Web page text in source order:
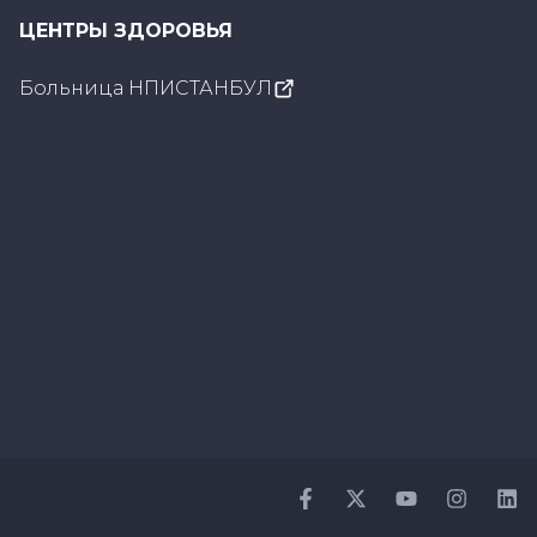
ЦЕНТРЫ ЗДОРОВЬЯ
Больница НПИСТАНБУЛ